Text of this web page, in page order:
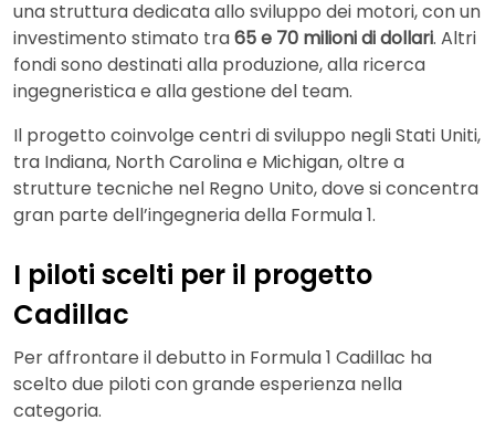
una struttura dedicata allo sviluppo dei motori, con un
investimento stimato tra65 e 70 milioni di dollari. Altri
fondi sono destinati alla produzione, alla ricerca
ingegneristica e alla gestione del team.
Il progetto coinvolge centri di sviluppo negli Stati Uniti,
tra Indiana, North Carolina e Michigan, oltre a
strutture tecniche nel Regno Unito, dove si concentra
gran parte dell’ingegneria della Formula 1.
I piloti scelti per il progetto
Cadillac
Per affrontare il debutto in Formula 1 Cadillac ha
scelto due piloti con grande esperienza nella
categoria.